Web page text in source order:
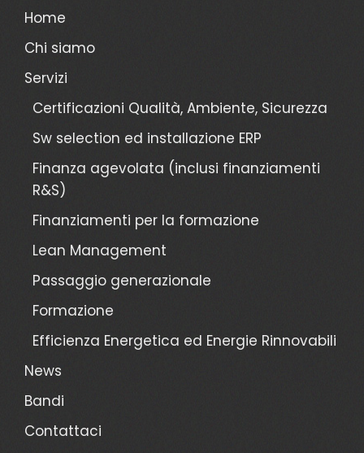
Home
Chi siamo
Servizi
Certificazioni Qualità, Ambiente, Sicurezza
Sw selection ed installazione ERP
Finanza agevolata (inclusi finanziamenti
R&S)
Finanziamenti per la formazione
Lean Management
Passaggio generazionale
Formazione
Efficienza Energetica ed Energie Rinnovabili
News
Bandi
Contattaci